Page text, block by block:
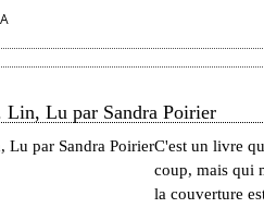
Lin, Lu par Sandra Poirier
C'est un livre
coup, mais qui
la couverture